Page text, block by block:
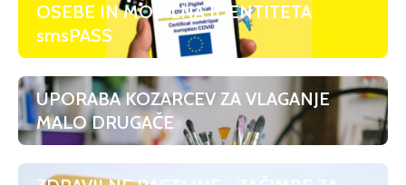
OSEBE IN MOBILNA IDENTITETA
smsPASS
UPORABA KOZARCEV ZA VLAGANJE
MALO DRUGAČE